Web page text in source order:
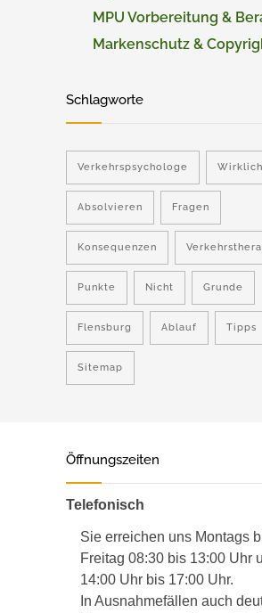
MPU Vorbereitung &
Markenschutz &
Schlagworte
Verkehrspsychologe Wirklich
Absolvieren Fragen
Konsequenzen
Punkte Nicht Grunde
Flensburg Ablauf Tipps
Sitemap
Öffnungszeiten
Telefonisch
Sie erreichen uns Montags
Freitag 08:30 bis 13:00 Uhr
14:00 Uhr bis 17:00 Uhr.
In Ausnahmefällen auch